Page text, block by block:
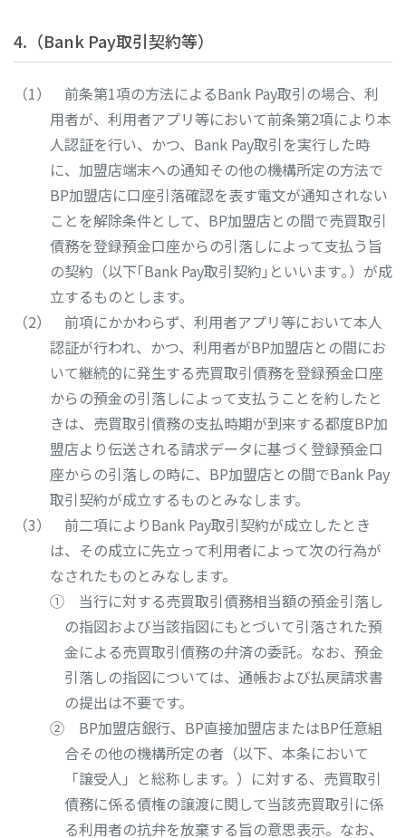
4.（Bank Pay取引契約等）
前条第1項の方法によるBank Pay取引の場合、利
用者が、利用者アプリ等において前条第2項により本
人認証を行い、かつ、Bank Pay取引を実行した時
に、加盟店端末への通知その他の機構所定の方法で
BP加盟店に口座引落確認を表す電文が通知されない
ことを解除条件として、BP加盟店との間で売買取引
債務を登録預金口座からの引落しによって支払う旨
の契約（以下｢Bank Pay取引契約｣といいます｡）が成
立するものとします。
前項にかかわらず、利用者アプリ等において本人
認証が行われ、かつ、利用者がBP加盟店との間にお
いて継続的に発生する売買取引債務を登録預金口座
からの預金の引落しによって支払うことを約したと
きは、売買取引債務の支払時期が到来する都度BP加
盟店より伝送される請求データに基づく登録預金口
座からの引落しの時に、BP加盟店との間でBank Pay
取引契約が成立するものとみなします。
前二項によりBank Pay取引契約が成立したとき
は、その成立に先立って利用者によって次の行為が
なされたものとみなします。
① 当行に対する売買取引債務相当額の預金引落し
の指図および当該指図にもとづいて引落された預
金による売買取引債務の弁済の委託。なお、預金
引落しの指図については、通帳および払戻請求書
の提出は不要です。
② BP加盟店銀行、BP直接加盟店またはBP任意組
合その他の機構所定の者（以下、本条において
「譲受人」と総称します。）に対する、売買取引
債務に係る債権の譲渡に関して当該売買取引に係
る利用者の抗弁を放棄する旨の意思表示。なお、